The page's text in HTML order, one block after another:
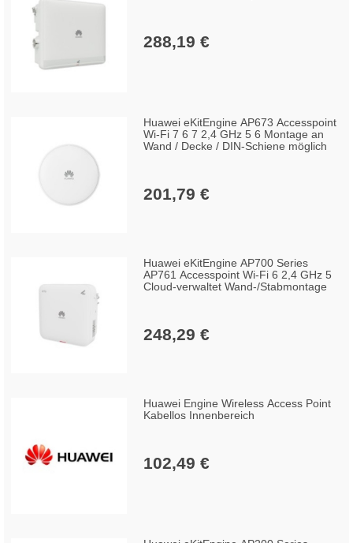
288,19 €
Huawei eKitEngine AP673 Accesspoint
Wi-Fi 7 6 7 2,4 GHz 5 6 Montage an
Wand / Decke / DIN-Schiene möglich
201,79 €
Huawei eKitEngine AP700 Series
AP761 Accesspoint Wi-Fi 6 2,4 GHz 5
Cloud-verwaltet Wand-/Stabmontage
248,29 €
Huawei Engine Wireless Access Point
Kabellos Innenbereich
102,49 €